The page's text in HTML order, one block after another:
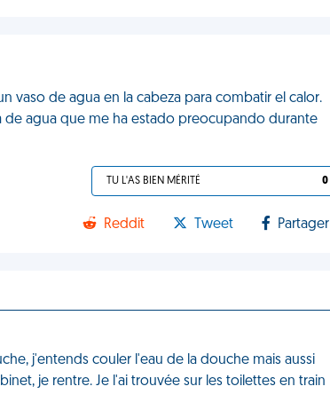
vaso de agua en la cabeza para combatir el calor.
agua que me ha estado preocupando durante
TU L'AS BIEN MÉRITÉ 0
Reddit Tweet Partager
j'entends couler l'eau de la douche mais aussi
je rentre. Je l'ai trouvée sur les toilettes en train